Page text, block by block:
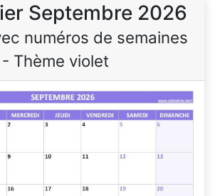
Septembre 2026
numéros de semaines
- Thème violet